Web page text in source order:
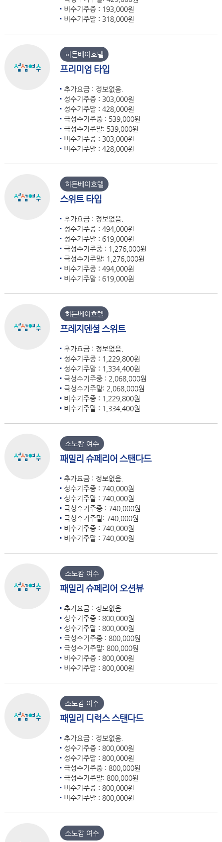
비수기주중 : 193,000원
비수기주말 : 318,000원
히든베이호텔
프리미엄 타입
추가요금 : 정보없음.
성수기주중 : 303,000원
성수기주말 : 428,000원
극성수기주중 : 539,000원
극성수기주말: 539,000원
비수기주중 : 303,000원
비수기주말 : 428,000원
히든베이호텔
스위트 타입
추가요금 : 정보없음.
성수기주중 : 494,000원
성수기주말 : 619,000원
극성수기주중 : 1,276,000원
극성수기주말: 1,276,000원
비수기주중 : 494,000원
비수기주말 : 619,000원
히든베이호텔
프레지덴셜 스위트
추가요금 : 정보없음.
성수기주중 : 1,229,800원
성수기주말 : 1,334,400원
극성수기주중 : 2,068,000원
극성수기주말: 2,068,000원
비수기주중 : 1,229,800원
비수기주말 : 1,334,400원
소노캄 여수
패밀리 슈페리어 스탠다드
추가요금 : 정보없음.
성수기주중 : 740,000원
성수기주말 : 740,000원
극성수기주중 : 740,000원
극성수기주말: 740,000원
비수기주중 : 740,000원
비수기주말 : 740,000원
소노캄 여수
패밀리 슈페리어 오션뷰
추가요금 : 정보없음.
성수기주중 : 800,000원
성수기주말 : 800,000원
극성수기주중 : 800,000원
극성수기주말: 800,000원
비수기주중 : 800,000원
비수기주말 : 800,000원
소노캄 여수
패밀리 디럭스 스탠다드
추가요금 : 정보없음.
성수기주중 : 800,000원
성수기주말 : 800,000원
극성수기주중 : 800,000원
극성수기주말: 800,000원
비수기주중 : 800,000원
비수기주말 : 800,000원
소노캄 여수